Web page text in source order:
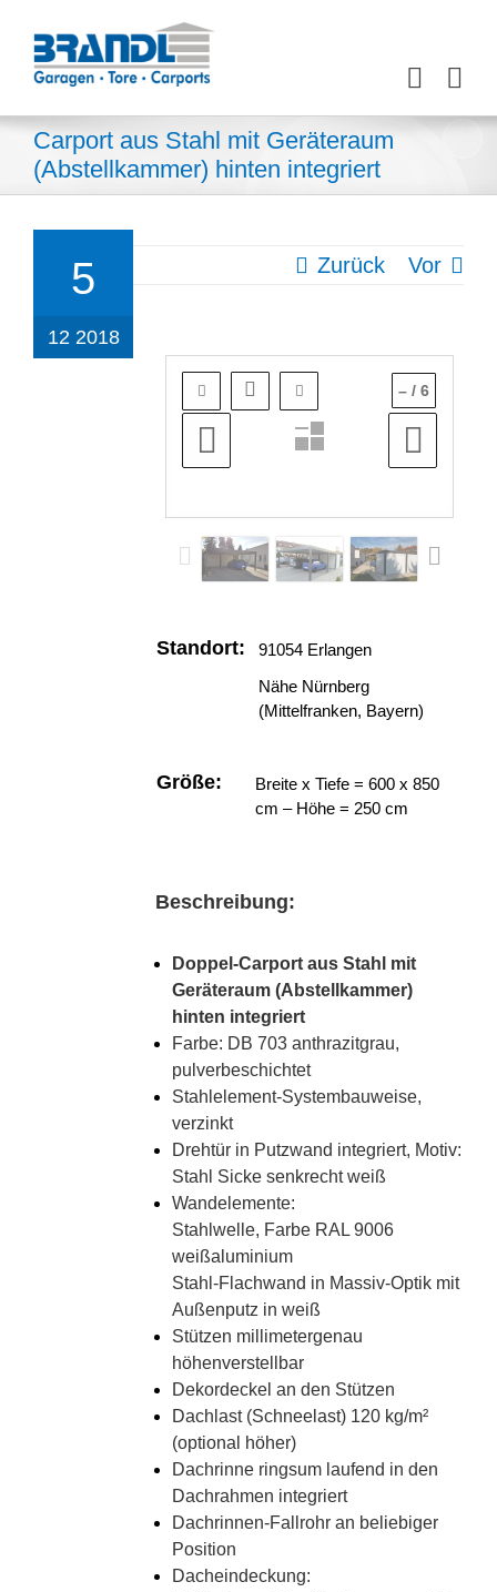
Inhalt
springen
Carport aus Stahl mit Geräteraum
(Abstellkammer) hinten integriert
Zurück Vor
5
12 2018
– / 6
Standort:
91054 Erlangen
Nähe Nürnberg
(Mittelfranken, Bayern)
Größe:
Breite x Tiefe = 600 x 850
cm – Höhe = 250 cm
Beschreibung:
Doppel-Carport aus Stahl mit
Geräteraum (Abstellkammer)
hinten integriert
Farbe: DB 703 anthrazitgrau,
pulverbeschichtet
Stahlelement-Systembauweise,
verzinkt
Drehtür in Putzwand integriert, Motiv:
Stahl Sicke senkrecht weiß
Wandelemente:
Stahlwelle, Farbe RAL 9006
weißaluminium
Stahl-Flachwand in Massiv-Optik mit
Außenputz in weiß
Stützen millimetergenau
höhenverstellbar
Dekordeckel an den Stützen
Dachlast (Schneelast) 120 kg/m²
(optional höher)
Dachrinne ringsum laufend in den
Dachrahmen integriert
Dachrinnen-Fallrohr an beliebiger
Position
Dacheindeckung: